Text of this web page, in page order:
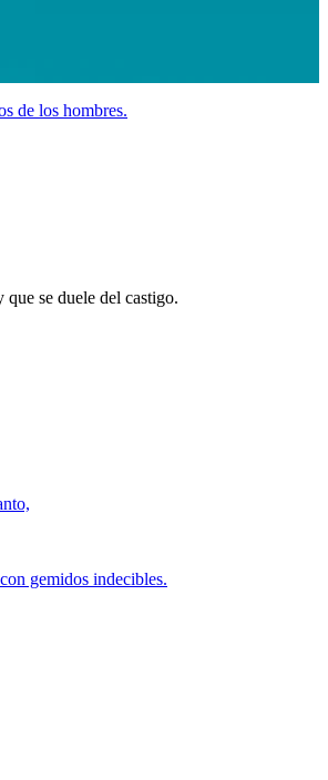
de los hombres.
se duele del castigo.
gemidos indecibles.